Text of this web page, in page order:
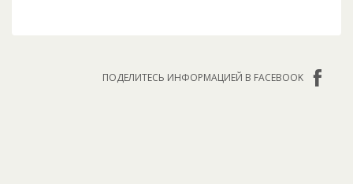
ПОДЕЛИТЕСЬ ИНФОРМАЦИЕЙ В FACEBOOK